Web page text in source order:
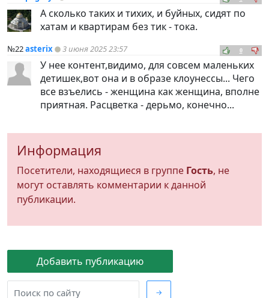
Добавить публикацию
→
А сколько таких и тихих, и буйных, сидят по
хатам и квартирам без тик - тока.
№22asterix 3 июня 2025 23:57 0
У нее контент,видимо, для совсем маленьких
детишек,вот она и в образе клоунессы... Чего
все взъелись - женщина как женщина, вполне
приятная. Расцветка - дерьмо, конечно...
Информация
Посетители, находящиеся в группе Гость, не
могут оставлять комментарии к данной
публикации.